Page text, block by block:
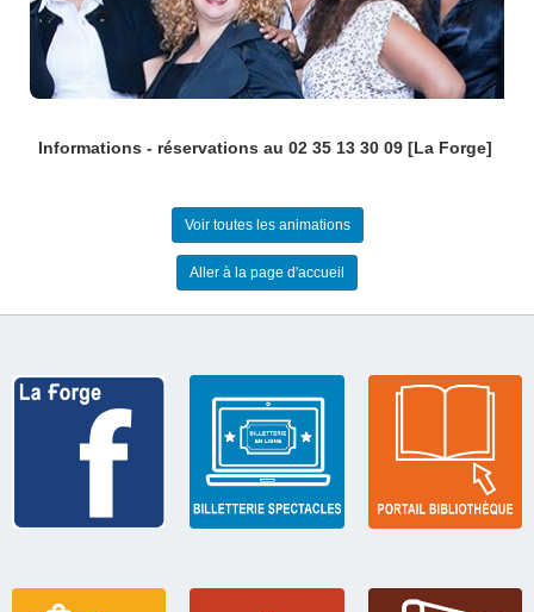
Informations - réservations au 02 35 13 30 09 [La Forge]
Voir toutes les animations
Aller à la page d'accueil